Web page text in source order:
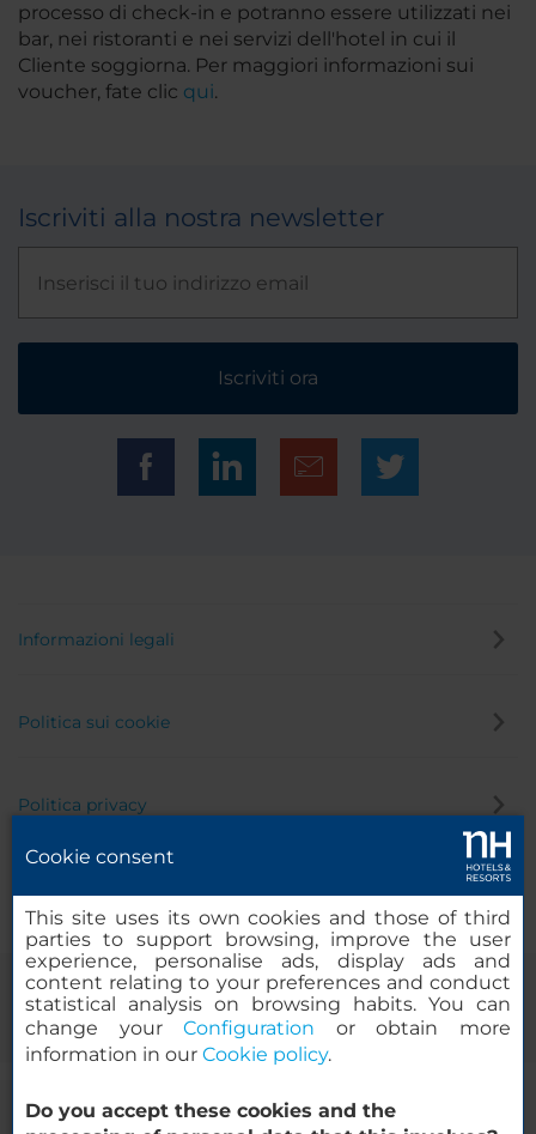
processo di check-in e potranno essere utilizzati nei
bar, nei ristoranti e nei servizi dell'hotel in cui il
Cliente soggiorna. Per maggiori informazioni sui
voucher, fate clic qui.
Iscriviti alla nostra newsletter
Iscriviti ora
Informazioni legali
Politica sui cookie
Politica privacy
© 2000-2026 MINOR HOTELS EUROPE & AMERICAS Santa Engracia
Cookie consent
This site uses its own cookies and those of third
parties to support browsing, improve the user
experience, personalise ads, display ads and
content relating to your preferences and conduct
statistical analysis on browsing habits. You can
change yourConfiguration or obtain more
information in our Cookie policy.
Do you accept these cookies and the